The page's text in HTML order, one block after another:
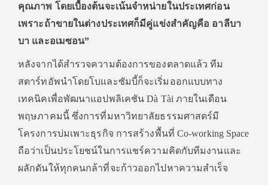
คุณภาพ โดยเบื้องต้นจะเน้นจำหน่ายในประเทศก่อน
เพราะถ้าขายในต่างประเทศก็มีคู่แข่งสำคัญคือ อาลีบา
บา และอเมซอน”
หลังจากได้สำรวจความต้องการของตลาดแล้ว ทีม
สตาร์ทอัพนำโดยโบและซัมบี้ก็จะเริ่มออกแบบทาง
เทคนิคเพื่อพัฒนาแอปพลิเคชัน Dà Tài ภายในเดือน
พฤษภาคมนี้ ซึ่งการที่มหาวิทยาลัยธรรมศาสตร์มี
โครงการบ่มเพาะธุรกิจ การสร้างพื้นที่ Co-working Space
ถือว่าเป็นประโยชน์ในการแชร์ความคิดกับทีมงานและ
ผลักดันให้ทุกคนกล้าที่จะก้าวออกไปหาความสำเร็จ